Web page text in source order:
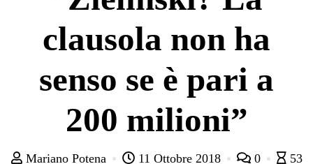
clausola non ha
senso se è pari a
200 milioni”
Mariano Potena 11 Ottobre 2018 0
53